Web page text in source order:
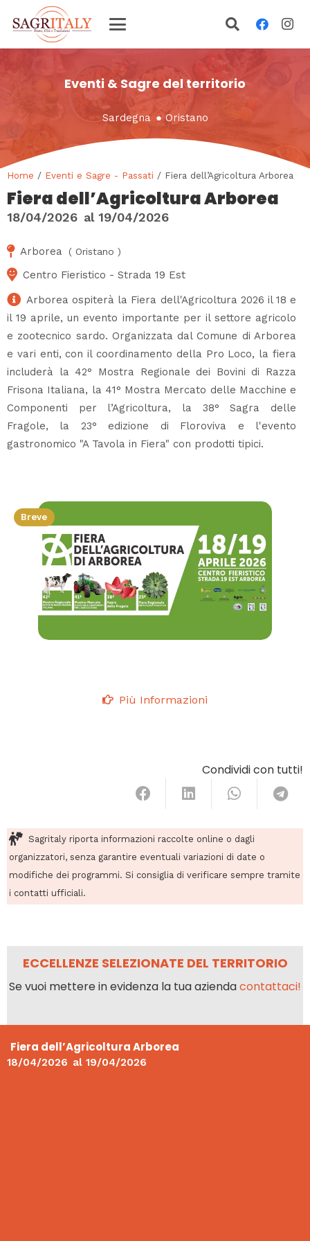
Eventi & Sagre del territorio
Sardegna ● Oristano
Home / Eventi e Sagre - Passati / Fiera dell’Agricoltura Arborea
Fiera dell’Agricoltura Arborea
18/04/2026 al 19/04/2026
Arborea ( Oristano )
Centro Fieristico - Strada 19 Est
Arborea ospiterà la Fiera dell'Agricoltura 2026 il 18 e
il 19 aprile, un evento importante per il settore agricolo
e zootecnico sardo. Organizzata dal Comune di Arborea
e vari enti, con il coordinamento della Pro Loco, la fiera
includerà la 42° Mostra Regionale dei Bovini di Razza
Frisona Italiana, la 41° Mostra Mercato delle Macchine e
Componenti per l’Agricoltura, la 38° Sagra delle
Fragole, la 23° edizione di Floroviva e l'evento
gastronomico "A Tavola in Fiera" con prodotti tipici.
Breve
Più Informazioni
Condividi con tutti!
Sagritaly riporta informazioni raccolte online o dagli
organizzatori, senza garantire eventuali variazioni di date o
modifiche dei programmi. Si consiglia di verificare sempre tramite
i contatti ufficiali.
ECCELLENZE SELEZIONATE DEL TERRITORIO
Se vuoi mettere in evidenza la tua aziendacontattaci!
Fiera dell’Agricoltura Arborea
18/04/2026 al 19/04/2026